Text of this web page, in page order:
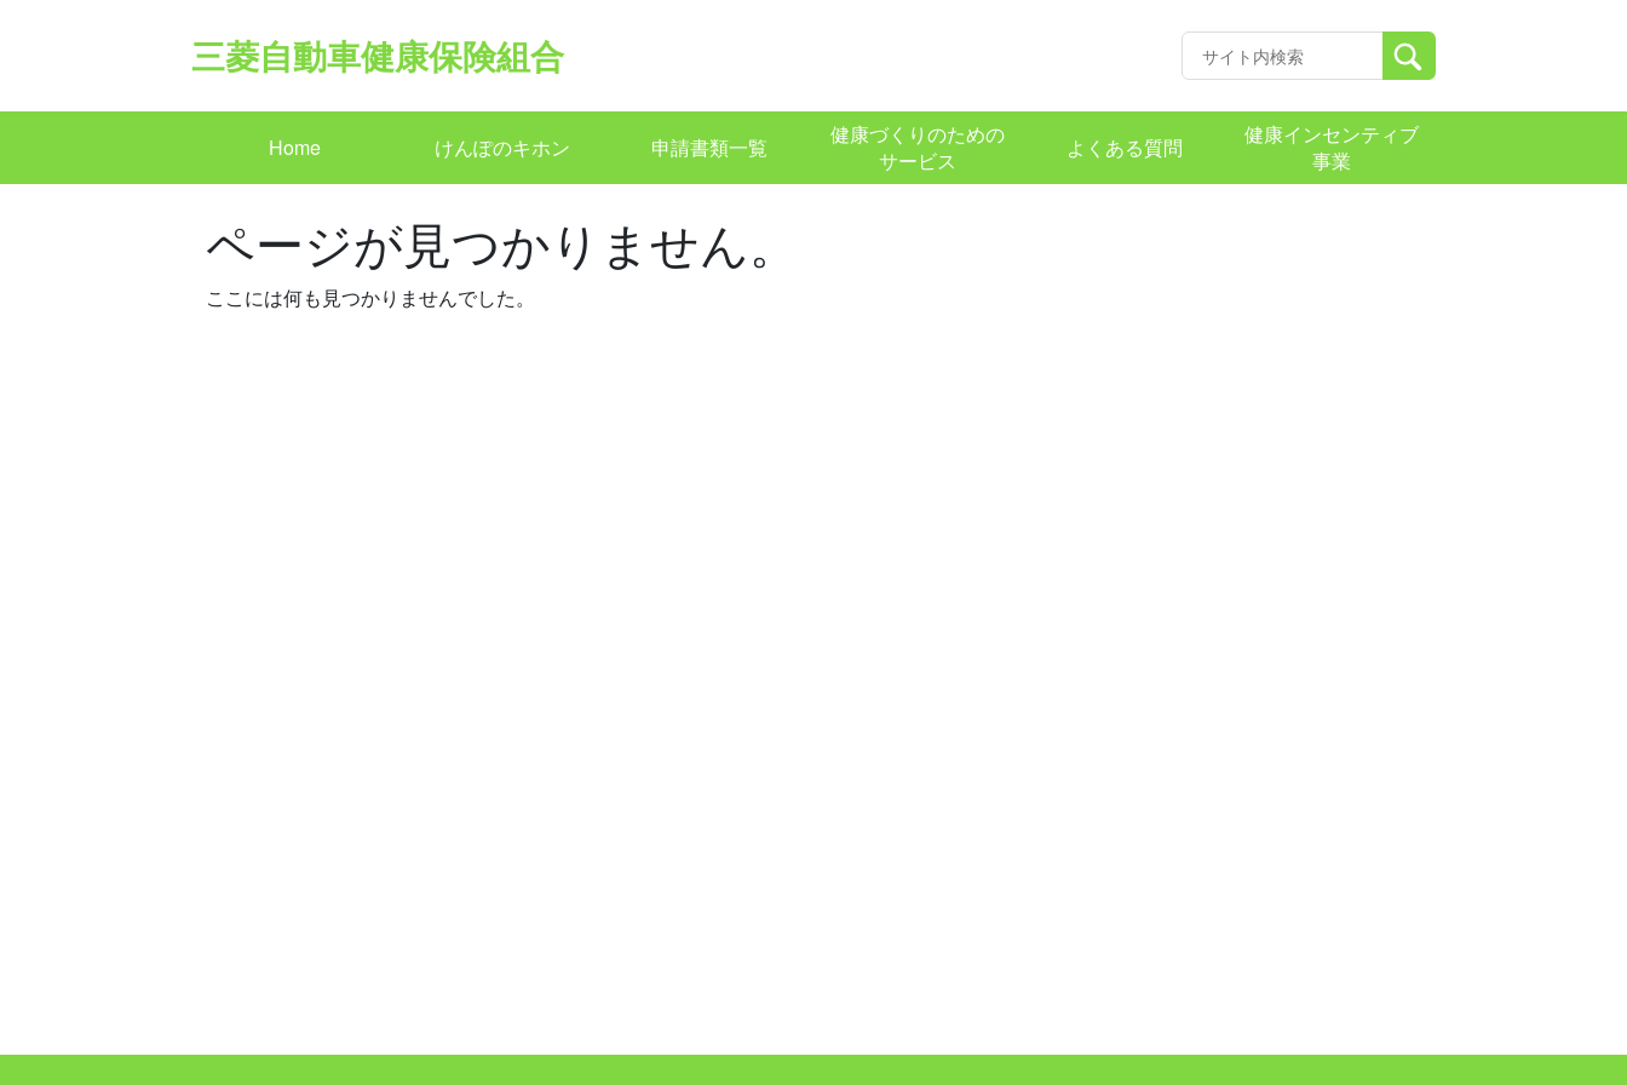
三菱自動車健康保険組合
Home けんぽのキホン 申請書類一覧
健康づくりのための
サービス
よくある質問
健康インセンティブ
事業
ページが見つかりません。
ここには何も見つかりませんでした。